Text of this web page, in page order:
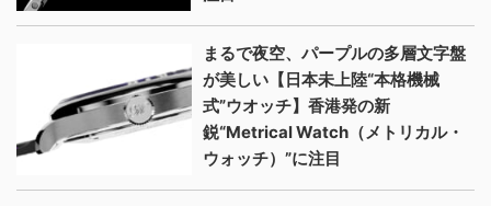
まるで夜空、パープルの多層文字盤
が美しい【日本未上陸“本格機械
式”ウオッチ】香港発の新
鋭“Metrical Watch（メトリカル・
ウォッチ）”に注目